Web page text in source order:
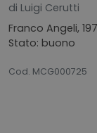
di Luigi Cerutti
Franco Angeli,
Stato: buono
Cod. MCG000725